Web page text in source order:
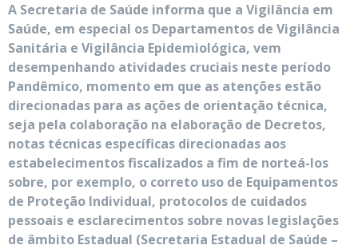
A Secretaria de Saúde informa que a Vigilância em
Saúde, em especial os Departamentos de Vigilância
Sanitária e Vigilância Epidemiológica, vem
desempenhando atividades cruciais neste período
Pandêmico, momento em que as atenções estão
direcionadas para as ações de orientação técnica,
seja pela colaboração na elaboração de Decretos,
notas técnicas específicas direcionadas aos
estabelecimentos fiscalizados a fim de norteá-los
sobre, por exemplo, o correto uso de Equipamentos
de Proteção Individual, protocolos de cuidados
pessoais e esclarecimentos sobre novas legislações
de âmbito Estadual (Secretaria Estadual de Saúde –